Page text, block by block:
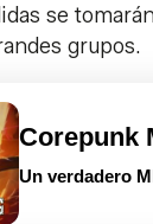
se
grupos.
Corepunk
Un verdadero